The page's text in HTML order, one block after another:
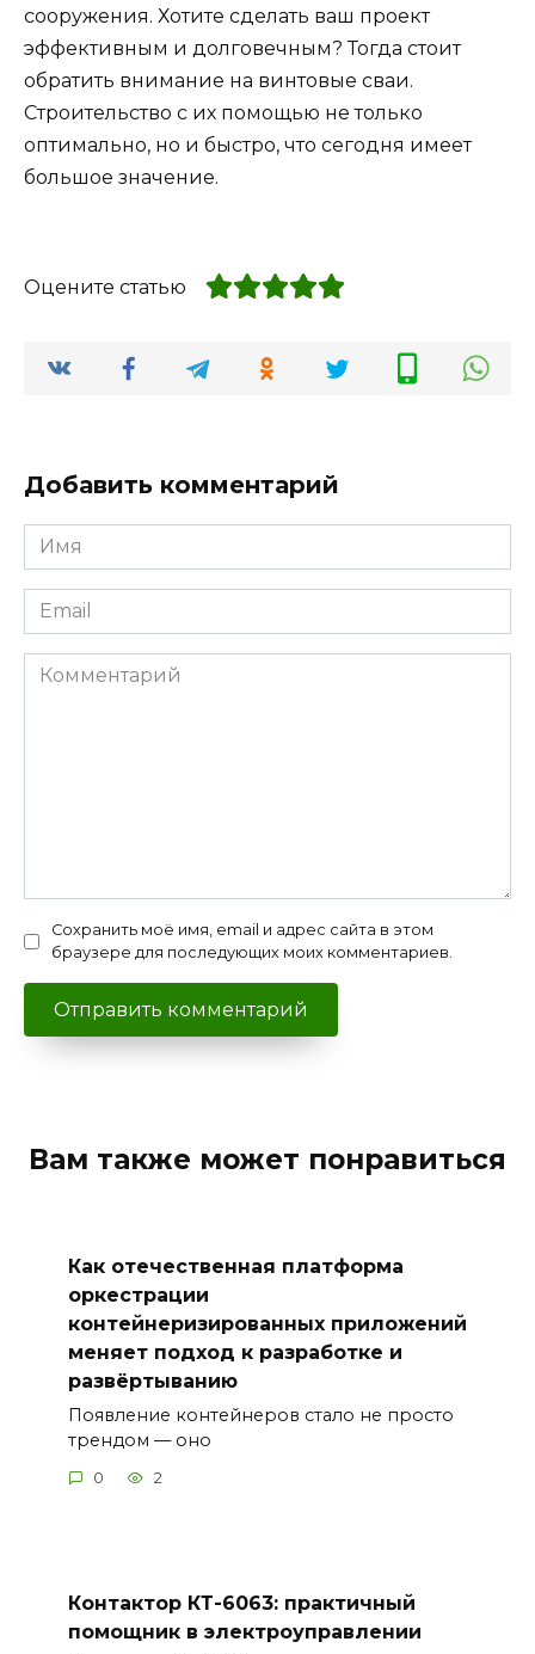
сооружения. Хотите сделать ваш проект
эффективным и долговечным? Тогда стоит
обратить внимание на винтовые сваи.
Строительство с их помощью не только
оптимально, но и быстро, что сегодня имеет
большое значение.
Оцените статью
Добавить комментарий
Имя
*
Email
*
Комментарий
Сохранить моё имя, email и адрес сайта в этом
браузере для последующих моих комментариев.
Вам также может понравиться
Как отечественная платформа
оркестрации
контейнеризированных приложений
меняет подход к разработке и
развёртыванию
Появление контейнеров стало не просто
трендом — оно
0 2
Контактор КТ-6063: практичный
помощник в электроуправлении